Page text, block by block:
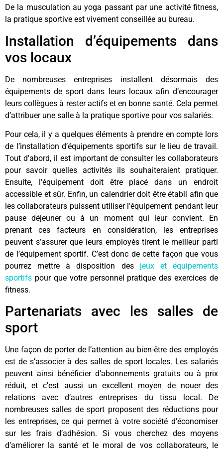
De la musculation au yoga passant par une activité fitness,
la pratique sportive est vivement conseillée au bureau.
Installation d’équipements dans
vos locaux
De nombreuses entreprises installent désormais des
équipements de sport dans leurs locaux afin d’encourager
leurs collègues à rester actifs et en bonne santé. Cela permet
d’attribuer une salle à la pratique sportive pour vos salariés.
Pour cela, il y a quelques éléments à prendre en compte lors
de l’installation d’équipements sportifs sur le lieu de travail.
Tout d’abord, il est important de consulter les collaborateurs
pour savoir quelles activités ils souhaiteraient pratiquer.
Ensuite, l’équipement doit être placé dans un endroit
accessible et sûr. Enfin, un calendrier doit être établi afin que
les collaborateurs puissent utiliser l’équipement pendant leur
pause déjeuner ou à un moment qui leur convient. En
prenant ces facteurs en considération, les entreprises
peuvent s’assurer que leurs employés tirent le meilleur parti
de l’équipement sportif. C’est donc de cette façon que vous
pourrez mettre à disposition des jeux et équipements
sportifs pour que votre personnel pratique des exercices de
fitness.
Partenariats avec les salles de
sport
Une façon de porter de l’attention au bien-être des employés
est de s’associer à des salles de sport locales. Les salariés
peuvent ainsi bénéficier d’abonnements gratuits ou à prix
réduit, et c’est aussi un excellent moyen de nouer des
relations avec d’autres entreprises du tissu local. De
nombreuses salles de sport proposent des réductions pour
les entreprises, ce qui permet à votre société d’économiser
sur les frais d’adhésion. Si vous cherchez des moyens
d’améliorer la santé et le moral de vos collaborateurs, le